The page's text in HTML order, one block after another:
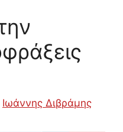
Ιωάννης Διβράμης